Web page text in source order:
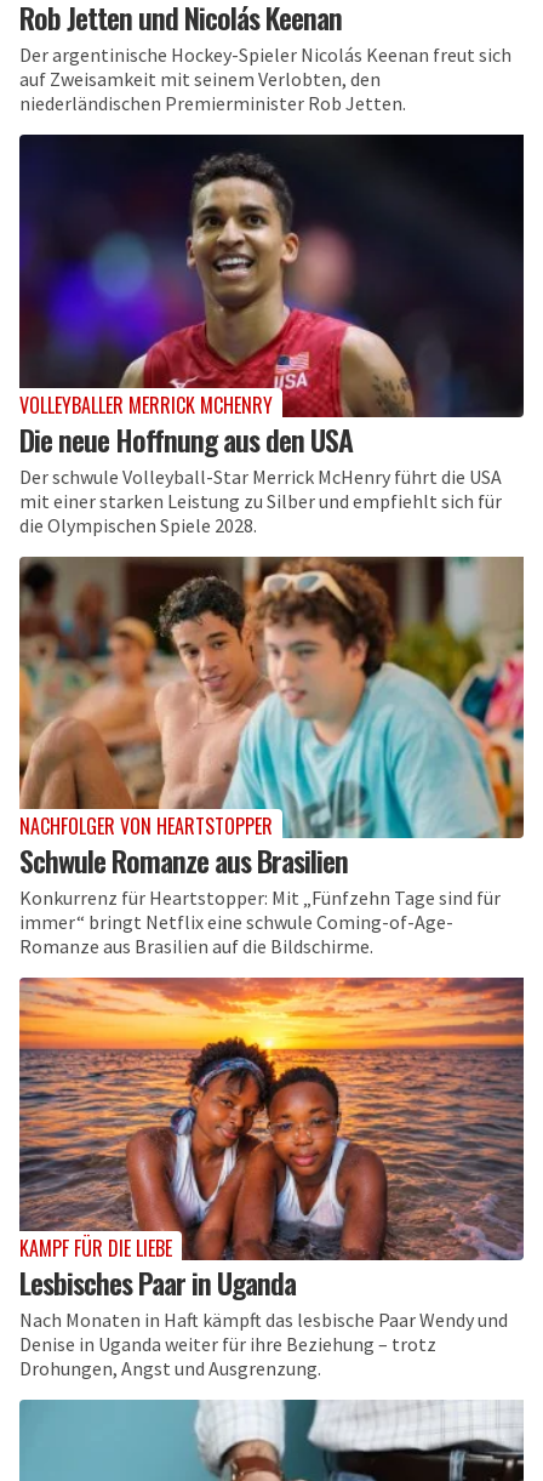
Rob Jetten und Nicolás Keenan
Der argentinische Hockey-Spieler Nicolás Keenan freut sich
auf Zweisamkeit mit seinem Verlobten, den
niederländischen Premierminister Rob Jetten.
VOLLEYBALLER MERRICK MCHENRY
Die neue Hoffnung aus den USA
Der schwule Volleyball-Star Merrick McHenry führt die USA
mit einer starken Leistung zu Silber und empfiehlt sich für
die Olympischen Spiele 2028.
NACHFOLGER VON HEARTSTOPPER
Schwule Romanze aus Brasilien
Konkurrenz für Heartstopper: Mit „Fünfzehn Tage sind für
immer“ bringt Netflix eine schwule Coming-of-Age-
Romanze aus Brasilien auf die Bildschirme.
KAMPF FÜR DIE LIEBE
Lesbisches Paar in Uganda
Nach Monaten in Haft kämpft das lesbische Paar Wendy und
Denise in Uganda weiter für ihre Beziehung – trotz
Drohungen, Angst und Ausgrenzung.